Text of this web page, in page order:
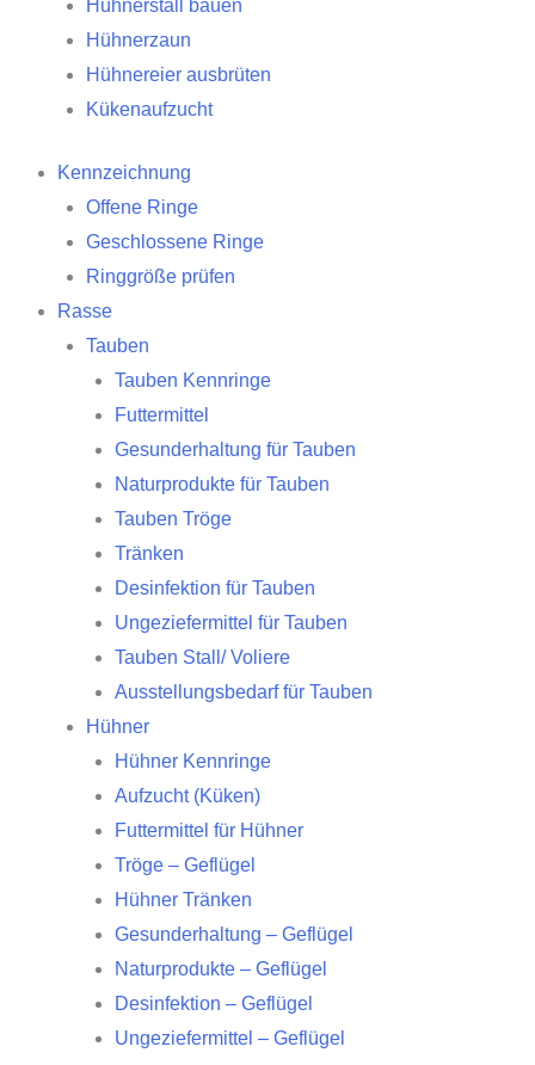
Hühnerstall bauen
Hühnerzaun
Hühnereier ausbrüten
Kükenaufzucht
Kennzeichnung
Offene Ringe
Geschlossene Ringe
Ringgröße prüfen
Rasse
Tauben
Tauben Kennringe
Futtermittel
Gesunderhaltung für Tauben
Naturprodukte für Tauben
Tauben Tröge
Tränken
Desinfektion für Tauben
Ungeziefermittel für Tauben
Tauben Stall/ Voliere
Ausstellungsbedarf für Tauben
Hühner
Hühner Kennringe
Aufzucht (Küken)
Futtermittel für Hühner
Tröge – Geflügel
Hühner Tränken
Gesunderhaltung – Geflügel
Naturprodukte – Geflügel
Desinfektion – Geflügel
Ungeziefermittel – Geflügel